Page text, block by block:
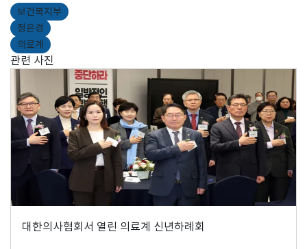
보건복지부
정은경
의료계
관련 사진
대한의사협회서 열린 의료계 신년하례회